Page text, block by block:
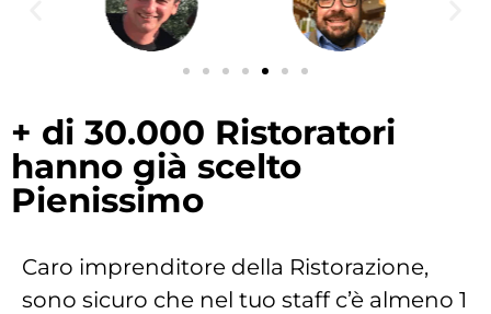
+ di 30.000 Ristoratori
hanno già scelto
Pienissimo
Caro imprenditore della Ristorazione,
sono sicuro che nel tuo staff c’è almeno 1